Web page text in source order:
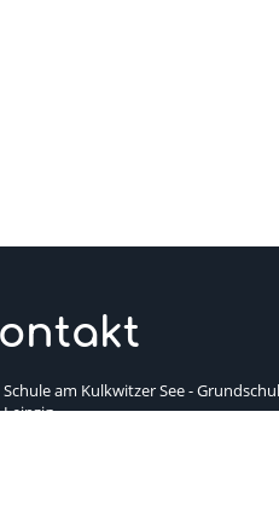
Schule am Kulkwitzer See -
Leipzig